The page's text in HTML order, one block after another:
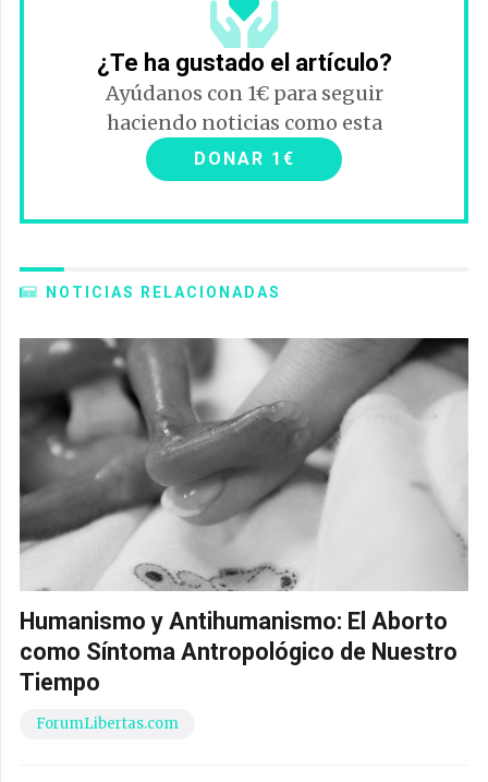
¿Te ha gustado el artículo?
Ayúdanos con 1€ para seguir
haciendo noticias como esta
DONAR 1€
NOTICIAS RELACIONADAS
Humanismo y Antihumanismo: El Aborto
como Síntoma Antropológico de Nuestro
Tiempo
ForumLibertas.com